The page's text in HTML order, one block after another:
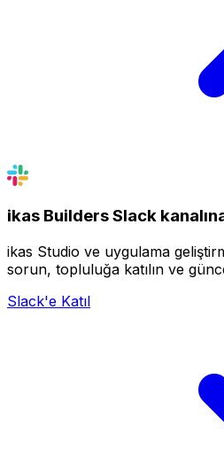
ikas Builders Slack
ikas Studio ve uygulama
sorun, topluluğa katılın ve
Slack'e Katıl